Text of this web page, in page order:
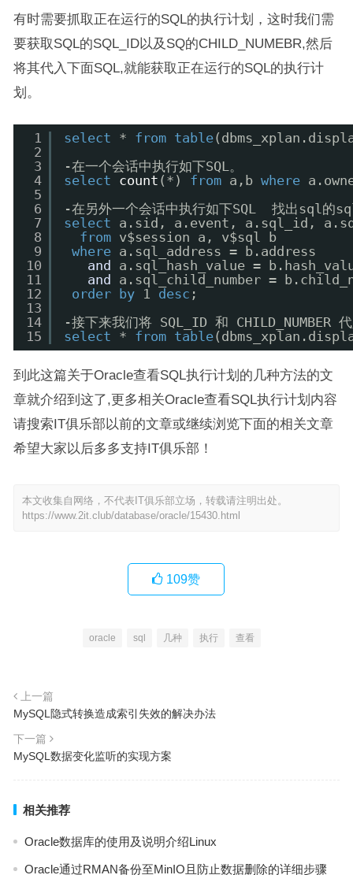
有时需要抓取正在运行的SQL的执行计划，这时我们需
要获取SQL的SQL_ID以及SQ的CHILD_NUMEBR,然后
将其代入下面SQL,就能获取正在运行的SQL的执行计
划。
1
2
3
4
5
6
7
8
9
10
11
12
13
14
15
select * from table
-在一个会话中执行如下SQL。
select
count (*) from a,b where
-在另外一个会话中执行如下SQL  找出sql
select
a.sid, a.event, a.sql_id,
from v$session a, v$sql b
where a.sql_address = b.address
and
a.sql_hash_value =
and
a.sql_child_number =
order
by 1 desc ;
-接下来我们将 SQL_ID 和 CHILD_NUMBER 代
select
* from table
到此这篇关于Oracle查看SQL执行计划的几种方法的文
章就介绍到这了,更多相关Oracle查看SQL执行计划内容
请搜索IT俱乐部以前的文章或继续浏览下面的相关文章
希望大家以后多多支持IT俱乐部！
本文收集自网络，不代表IT俱乐部立场，转载请注明出处。
https://www.2it.club/database/oracle/15430.html
109赞
oracle sql 几种 执行 查看
上一篇
MySQL隐式转换造成索引失效的解决办法
下一篇
MySQL数据变化监听的实现方案
相关推荐
Oracle数据库的使用及说明介绍Linux
Oracle通过RMAN备份至MinIO且防止数据删除的详细步骤